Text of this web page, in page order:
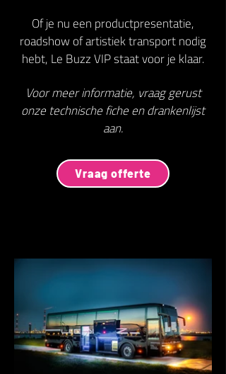
Of je nu een productpresentatie,
roadshow of artistiek transport nodig
hebt, Le Buzz VIP staat voor je klaar.
Voor meer informatie, vraag gerust
onze technische fiche en drankenlijst
aan.
Vraag offerte